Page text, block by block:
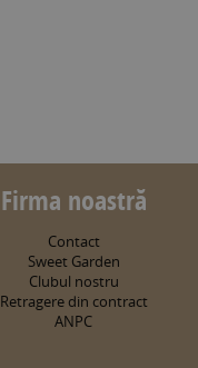
Firma noastră
Contact
Sweet Garden
Clubul nostru
Retragere din contract
ANPC